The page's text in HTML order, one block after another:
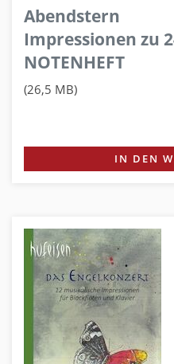
Abendstern
Impressionen zu
NOTENHEFT
(26,5 MB)
IN DEN